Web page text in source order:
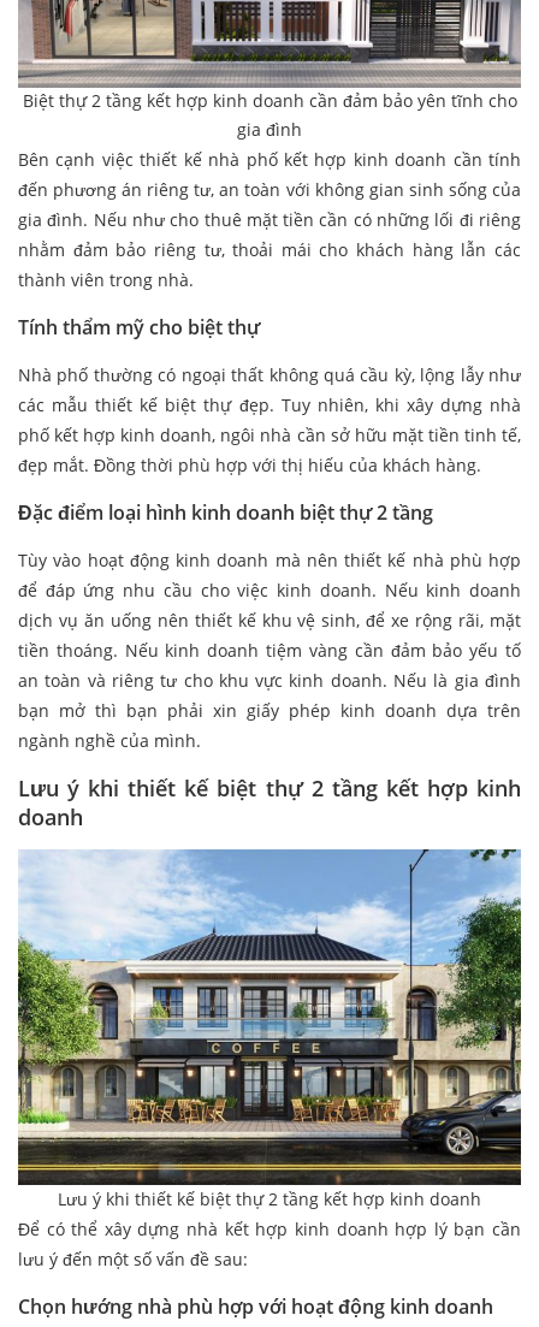
Biệt thự 2 tầng kết hợp kinh doanh cần đảm bảo yên tĩnh cho
gia đình
Bên cạnh việc thiết kế nhà phố kết hợp kinh doanh cần tính
đến phương án riêng tư, an toàn với không gian sinh sống của
gia đình. Nếu như cho thuê mặt tiền cần có những lối đi riêng
nhằm đảm bảo riêng tư, thoải mái cho khách hàng lẫn các
thành viên trong nhà.
Tính thẩm mỹ cho biệt thự
Nhà phố thường có ngoại thất không quá cầu kỳ, lộng lẫy như
các mẫu thiết kế biệt thự đẹp. Tuy nhiên, khi xây dựng nhà
phố kết hợp kinh doanh, ngôi nhà cần sở hữu mặt tiền tinh tế,
đẹp mắt. Đồng thời phù hợp với thị hiếu của khách hàng.
Đặc điểm loại hình kinh doanh biệt thự 2 tầng
Tùy vào hoạt động kinh doanh mà nên thiết kế nhà phù hợp
để đáp ứng nhu cầu cho việc kinh doanh. Nếu kinh doanh
dịch vụ ăn uống nên thiết kế khu vệ sinh, để xe rộng rãi, mặt
tiền thoáng. Nếu kinh doanh tiệm vàng cần đảm bảo yếu tố
an toàn và riêng tư cho khu vực kinh doanh. Nếu là gia đình
bạn mở thì bạn phải xin giấy phép kinh doanh dựa trên
ngành nghề của mình.
Lưu ý khi thiết kế biệt thự 2 tầng kết hợp kinh
doanh
Lưu ý khi thiết kế biệt thự 2 tầng kết hợp kinh doanh
Để có thể xây dựng nhà kết hợp kinh doanh hợp lý bạn cần
lưu ý đến một số vấn đề sau:
Chọn hướng nhà phù hợp với hoạt động kinh doanh